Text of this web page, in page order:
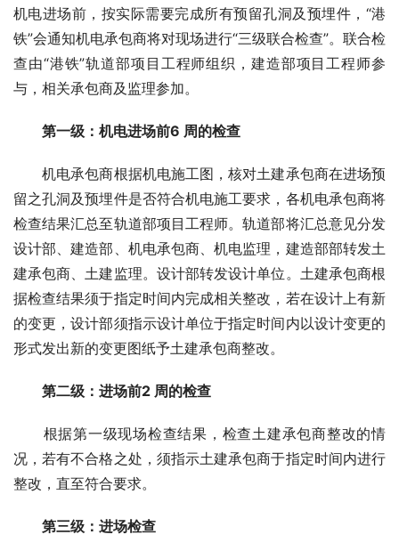
机电进场前，按实际需要完成所有预留孔洞及预埋件，“港
铁”会通知机电承包商将对现场进行“三级联合检查”。联合检
查由“港铁”轨道部项目工程师组织，建造部项目工程师参
与，相关承包商及监理参加。
第一级：机电进场前6 周的检查
机电承包商根据机电施工图，核对土建承包商在进场预
留之孔洞及预埋件是否符合机电施工要求，各机电承包商将
检查结果汇总至轨道部项目工程师。轨道部将汇总意见分发
设计部、建造部、机电承包商、机电监理，建造部部转发土
建承包商、土建监理。设计部转发设计单位。土建承包商根
据检查结果须于指定时间内完成相关整改，若在设计上有新
的变更，设计部须指示设计单位于指定时间内以设计变更的
形式发出新的变更图纸予土建承包商整改。
第二级：进场前2 周的检查
根据第一级现场检查结果，检查土建承包商整改的情
况，若有不合格之处，须指示土建承包商于指定时间内进行
整改，直至符合要求。
第三级：进场检查